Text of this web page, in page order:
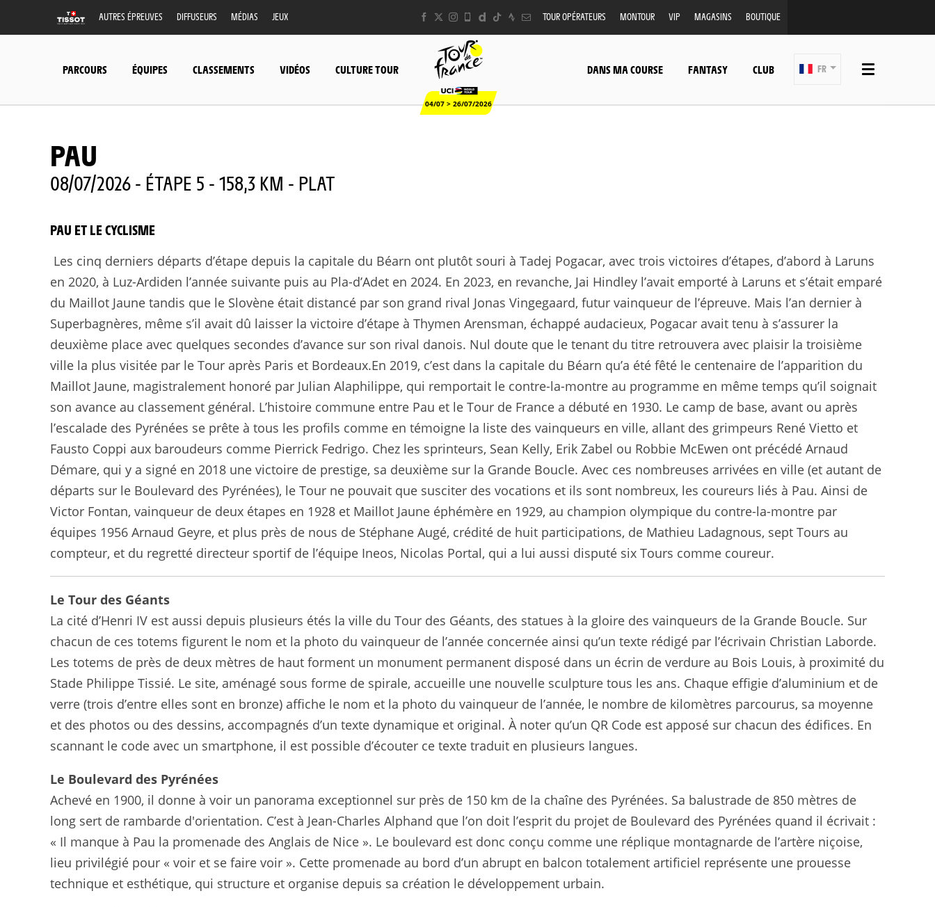
AUTRES ÉPREUVES DIFFUSEURS MÉDIAS JEUX TOUR OPÉRATEURS MONTOUR VIP MAGASINS BOUTIQUE
PARCOURS ÉQUIPES CLASSEMENTS VIDÉOS CULTURE TOUR
04/07 > 26/07/2026
DANS MA COURSE FANTASY CLUB FR
PAU
08/07/2026 - ÉTAPE 5 - 158,3 KM - PLAT
PAU ET LE CYCLISME
Les cinq derniers départs d’étape depuis la capitale du Béarn ont plutôt souri à Tadej Pogacar, avec trois victoires d’étapes, d’abord à Laruns
en 2020, à Luz-Ardiden l’année suivante puis au Pla-d’Adet en 2024. En 2023, en revanche, Jai Hindley l’avait emporté à Laruns et s’était emparé
du Maillot Jaune tandis que le Slovène était distancé par son grand rival Jonas Vingegaard, futur vainqueur de l’épreuve. Mais l’an dernier à
Superbagnères, même s’il avait dû laisser la victoire d’étape à Thymen Arensman, échappé audacieux, Pogacar avait tenu à s’assurer la
deuxième place avec quelques secondes d’avance sur son rival danois. Nul doute que le tenant du titre retrouvera avec plaisir la troisième
ville la plus visitée par le Tour après Paris et Bordeaux.En 2019, c’est dans la capitale du Béarn qu’a été fêté le centenaire de l’apparition du
Maillot Jaune, magistralement honoré par Julian Alaphilippe, qui remportait le contre-la-montre au programme en même temps qu’il soignait
son avance au classement général. L’histoire commune entre Pau et le Tour de France a débuté en 1930. Le camp de base, avant ou après
l’escalade des Pyrénées se prête à tous les profils comme en témoigne la liste des vainqueurs en ville, allant des grimpeurs René Vietto et
Fausto Coppi aux baroudeurs comme Pierrick Fedrigo. Chez les sprinteurs, Sean Kelly, Erik Zabel ou Robbie McEwen ont précédé Arnaud
Démare, qui y a signé en 2018 une victoire de prestige, sa deuxième sur la Grande Boucle. Avec ces nombreuses arrivées en ville (et autant de
départs sur le Boulevard des Pyrénées), le Tour ne pouvait que susciter des vocations et ils sont nombreux, les coureurs liés à Pau. Ainsi de
Victor Fontan, vainqueur de deux étapes en 1928 et Maillot Jaune éphémère en 1929, au champion olympique du contre-la-montre par
équipes 1956 Arnaud Geyre, et plus près de nous de Stéphane Augé, crédité de huit participations, de Mathieu Ladagnous, sept Tours au
compteur, et du regretté directeur sportif de l’équipe Ineos, Nicolas Portal, qui a lui aussi disputé six Tours comme coureur.
Le Tour des Géants
La cité d’Henri IV est aussi depuis plusieurs étés la ville du Tour des Géants, des statues à la gloire des vainqueurs de la Grande Boucle. Sur
chacun de ces totems figurent le nom et la photo du vainqueur de l’année concernée ainsi qu’un texte rédigé par l’écrivain Christian Laborde.
Les totems de près de deux mètres de haut forment un monument permanent disposé dans un écrin de verdure au Bois Louis, à proximité du
Stade Philippe Tissié. Le site, aménagé sous forme de spirale, accueille une nouvelle sculpture tous les ans. Chaque effigie d’aluminium et de
verre (trois d’entre elles sont en bronze) affiche le nom et la photo du vainqueur de l’année, le nombre de kilomètres parcourus, sa moyenne
et des photos ou des dessins, accompagnés d’un texte dynamique et original. À noter qu’un QR Code est apposé sur chacun des édifices. En
scannant le code avec un smartphone, il est possible d’écouter ce texte traduit en plusieurs langues.
Le Boulevard des Pyrénées
Achevé en 1900, il donne à voir un panorama exceptionnel sur près de 150 km de la chaîne des Pyrénées. Sa balustrade de 850 mètres de
long sert de rambarde d'orientation. C’est à Jean-Charles Alphand que l’on doit l’esprit du projet de Boulevard des Pyrénées quand il écrivait :
« Il manque à Pau la promenade des Anglais de Nice ». Le boulevard est donc conçu comme une réplique montagnarde de l’artère niçoise,
lieu privilégié pour « voir et se faire voir ». Cette promenade au bord d’un abrupt en balcon totalement artificiel représente une prouesse
technique et esthétique, qui structure et organise depuis sa création le développement urbain.